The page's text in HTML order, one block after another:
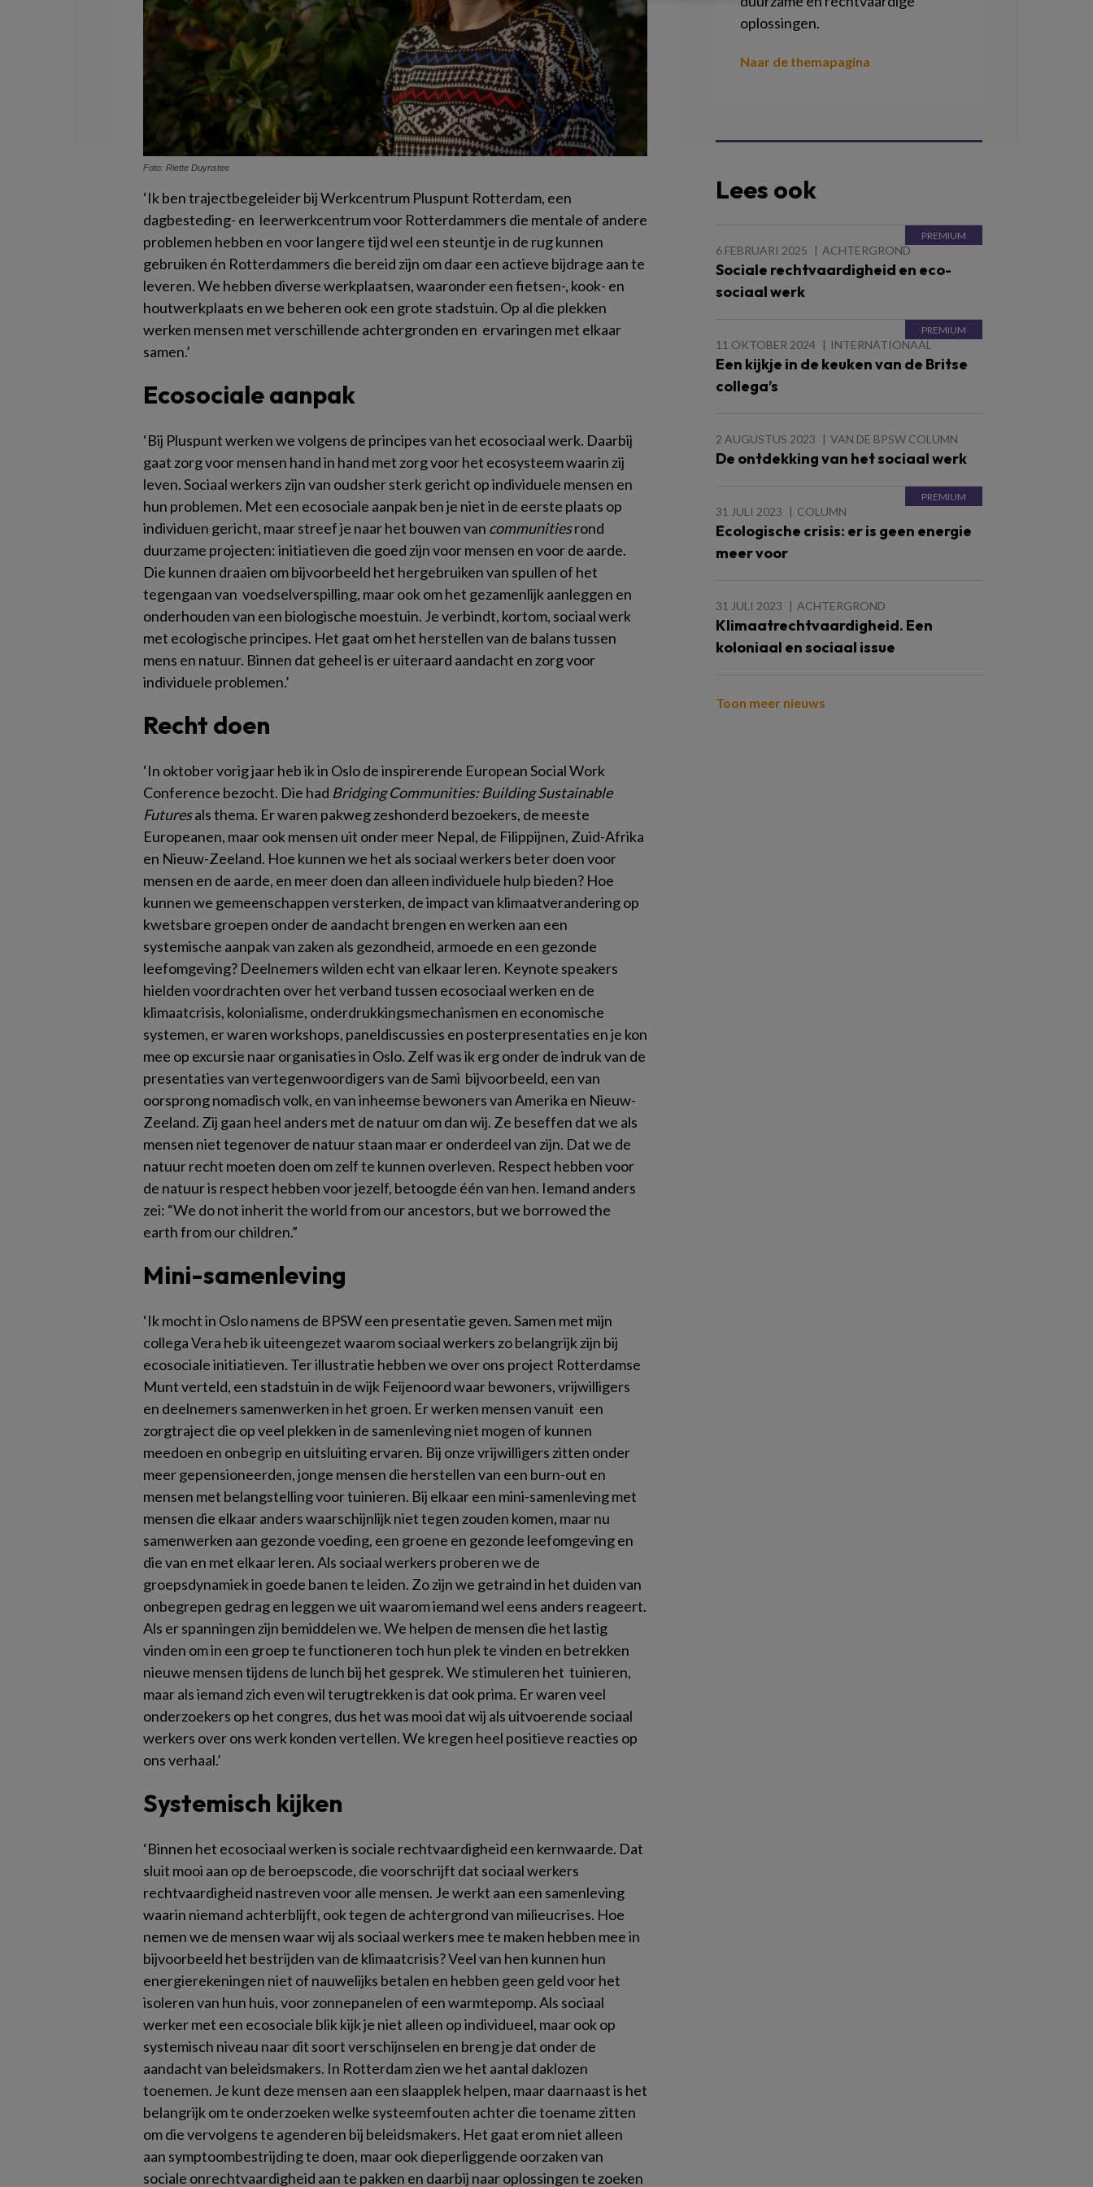
Foto: Riette Duynstee
‘Ik ben trajectbegeleider bij Werkcentrum Pluspunt Rotterdam, een
dagbesteding- en leerwerkcentrum voor Rotterdammers die mentale of andere
problemen hebben en voor langere tijd wel een steuntje in de rug kunnen
gebruiken én Rotterdammers die bereid zijn om daar een actieve bijdrage aan te
leveren. We hebben diverse werkplaatsen, waaronder een fietsen-, kook- en
houtwerkplaats en we beheren ook een grote stadstuin. Op al die plekken
werken mensen met verschillende achtergronden en ervaringen met elkaar
samen.’
Ecosociale aanpak
‘Bij Pluspunt werken we volgens de principes van het ecosociaal werk. Daarbij
gaat zorg voor mensen hand in hand met zorg voor het ecosysteem waarin zij
leven. Sociaal werkers zijn van oudsher sterk gericht op individuele mensen en
hun problemen. Met een ecosociale aanpak ben je niet in de eerste plaats op
individuen gericht, maar streef je naar het bouwen van communitiesrond
duurzame projecten: initiatieven die goed zijn voor mensen en voor de aarde.
Die kunnen draaien om bijvoorbeeld het hergebruiken van spullen of het
tegengaan van voedselverspilling, maar ook om het gezamenlijk aanleggen en
onderhouden van een biologische moestuin. Je verbindt, kortom, sociaal werk
met ecologische principes. Het gaat om het herstellen van de balans tussen
mens en natuur. Binnen dat geheel is er uiteraard aandacht en zorg voor
individuele problemen.’
Recht doen
‘In oktober vorig jaar heb ik in Oslo de inspirerende European Social Work
Conference bezocht. Die had Bridging Communities: Building Sustainable
Futuresals thema. Er waren pakweg zeshonderd bezoekers, de meeste
Europeanen, maar ook mensen uit onder meer Nepal, de Filippijnen, Zuid-Afrika
en Nieuw-Zeeland. Hoe kunnen we het als sociaal werkers beter doen voor
mensen en de aarde, en meer doen dan alleen individuele hulp bieden? Hoe
kunnen we gemeenschappen versterken, de impact van klimaatverandering op
kwetsbare groepen onder de aandacht brengen en werken aan een
systemische aanpak van zaken als gezondheid, armoede en een gezonde
leefomgeving? Deelnemers wilden echt van elkaar leren. Keynote speakers
hielden voordrachten over het verband tussen ecosociaal werken en de
klimaatcrisis, kolonialisme, onderdrukkingsmechanismen en economische
systemen, er waren workshops, paneldiscussies en posterpresentaties en je kon
mee op excursie naar organisaties in Oslo. Zelf was ik erg onder de indruk van de
presentaties van vertegenwoordigers van de Sami bijvoorbeeld, een van
oorsprong nomadisch volk, en van inheemse bewoners van Amerika en Nieuw-
Zeeland. Zij gaan heel anders met de natuur om dan wij. Ze beseffen dat we als
mensen niet tegenover de natuur staan maar er onderdeel van zijn. Dat we de
natuur recht moeten doen om zelf te kunnen overleven. Respect hebben voor
de natuur is respect hebben voor jezelf, betoogde één van hen. Iemand anders
zei: “We do not inherit the world from our ancestors, but we borrowed the
earth from our children.”
Mini-samenleving
‘Ik mocht in Oslo namens de BPSW een presentatie geven. Samen met mijn
collega Vera heb ik uiteengezet waarom sociaal werkers zo belangrijk zijn bij
ecosociale initiatieven. Ter illustratie hebben we over ons project Rotterdamse
Munt verteld, een stadstuin in de wijk Feijenoord waar bewoners, vrijwilligers
en deelnemers samenwerken in het groen. Er werken mensen vanuit een
zorgtraject die op veel plekken in de samenleving niet mogen of kunnen
meedoen en onbegrip en uitsluiting ervaren. Bij onze vrijwilligers zitten onder
meer gepensioneerden, jonge mensen die herstellen van een burn-out en
mensen met belangstelling voor tuinieren. Bij elkaar een mini-samenleving met
mensen die elkaar anders waarschijnlijk niet tegen zouden komen, maar nu
samenwerken aan gezonde voeding, een groene en gezonde leefomgeving en
die van en met elkaar leren. Als sociaal werkers proberen we de
groepsdynamiek in goede banen te leiden. Zo zijn we getraind in het duiden van
onbegrepen gedrag en leggen we uit waarom iemand wel eens anders reageert.
Als er spanningen zijn bemiddelen we. We helpen de mensen die het lastig
vinden om in een groep te functioneren toch hun plek te vinden en betrekken
nieuwe mensen tijdens de lunch bij het gesprek. We stimuleren het tuinieren,
maar als iemand zich even wil terugtrekken is dat ook prima. Er waren veel
onderzoekers op het congres, dus het was mooi dat wij als uitvoerende sociaal
werkers over ons werk konden vertellen. We kregen heel positieve reacties op
ons verhaal.’
Systemisch kijken
‘Binnen het ecosociaal werken is sociale rechtvaardigheid een kernwaarde. Dat
sluit mooi aan op de beroepscode, die voorschrijft dat sociaal werkers
rechtvaardigheid nastreven voor alle mensen. Je werkt aan een samenleving
waarin niemand achterblijft, ook tegen de achtergrond van milieucrises. Hoe
nemen we de mensen waar wij als sociaal werkers mee te maken hebben mee in
bijvoorbeeld het bestrijden van de klimaatcrisis? Veel van hen kunnen hun
energierekeningen niet of nauwelijks betalen en hebben geen geld voor het
isoleren van hun huis, voor zonnepanelen of een warmtepomp. Als sociaal
werker met een ecosociale blik kijk je niet alleen op individueel, maar ook op
systemisch niveau naar dit soort verschijnselen en breng je dat onder de
aandacht van beleidsmakers. In Rotterdam zien we het aantal daklozen
toenemen. Je kunt deze mensen aan een slaapplek helpen, maar daarnaast is het
belangrijk om te onderzoeken welke systeemfouten achter die toename zitten
om die vervolgens te agenderen bij beleidsmakers. Het gaat erom niet alleen
aan symptoombestrijding te doen, maar ook dieperliggende oorzaken van
sociale onrechtvaardigheid aan te pakken en daarbij naar oplossingen te zoeken
oplossingen.
Naar de themapagina
Lees ook
6 FEBRUARI 2025 ACHTERGROND
Sociale rechtvaardigheid en eco-
sociaal werk
11 OKTOBER 2024 INTERNATIONAAL
Een kijkje in de keuken van de Britse
collega’s
2 AUGUSTUS 2023 VAN DE BPSW COLUMN
De ontdekking van het sociaal werk
31 JULI 2023 COLUMN
Ecologische crisis: er is geen energie
meer voor
31 JULI 2023 ACHTERGROND
Klimaatrechtvaardigheid. Een
koloniaal en sociaal issue
Toon meer nieuws